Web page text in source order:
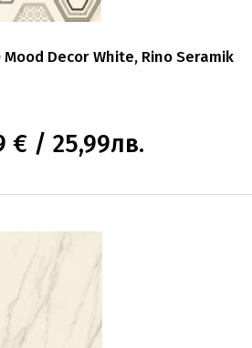
Decor White, Rino Seramik
€ / 25,99лв.